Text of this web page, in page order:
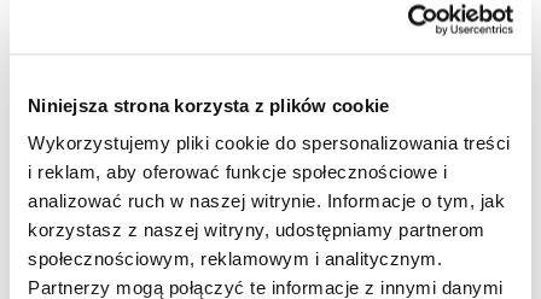
Niniejsza strona korzysta z plików cookie
Wykorzystujemy pliki cookie do spersonalizowania treści
i reklam, aby oferować funkcje społecznościowe i
analizować ruch w naszej witrynie. Informacje o tym, jak
korzystasz z naszej witryny, udostępniamy partnerom
społecznościowym, reklamowym i analitycznym.
Partnerzy mogą połączyć te informacje z innymi danymi
Nakładanie materiałów, korzystanie z bibliotek.
Praca ze światłem i kamerą, samodzielne
Kreowanie pejzaży na podstawie bitmap i
wbudowanych narzędzi programu UE5.
Podstawowa interakcja z obiektami (kolizja).
Praca z okularami VR (MetaQuest 2) i
kontrolerami ruchu rąk.